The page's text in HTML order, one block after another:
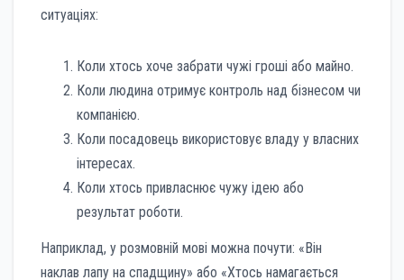
ситуаціях:
Коли хтось хоче забрати чужі гроші або майно.
Коли людина отримує контроль над бізнесом чи
компанією.
Коли посадовець використовує владу у власних
інтересах.
Коли хтось привласнює чужу ідею або
результат роботи.
Наприклад, у розмовній мові можна почути: «Він
наклав лапу на спадщину» або «Хтось намагається